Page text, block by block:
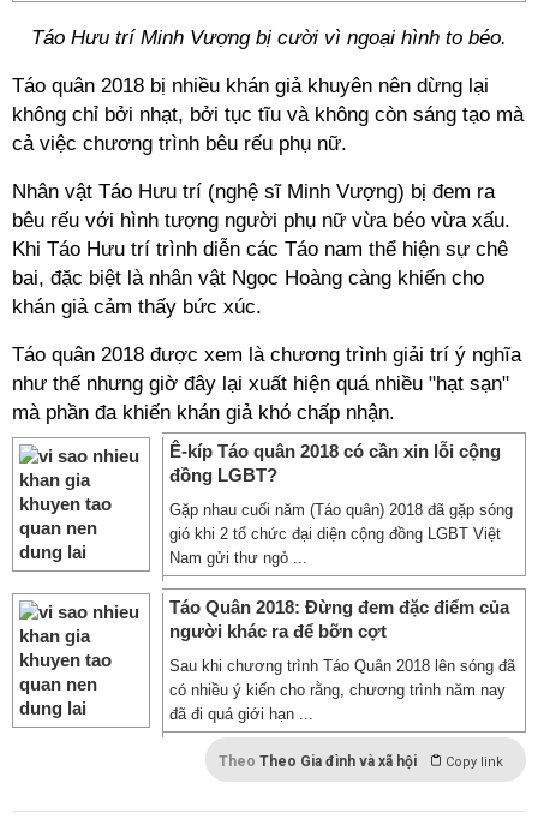
Táo Hưu trí Minh Vượng bị cười vì ngoại hình to béo.
Táo quân 2018 bị nhiều khán giả khuyên nên dừng lại
không chỉ bởi nhạt, bởi tục tĩu và không còn sáng tạo mà
cả việc chương trình bêu rếu phụ nữ.
Nhân vật Táo Hưu trí (nghệ sĩ Minh Vượng) bị đem ra
bêu rếu với hình tượng người phụ nữ vừa béo vừa xấu.
Khi Táo Hưu trí trình diễn các Táo nam thể hiện sự chê
bai, đặc biệt là nhân vật Ngọc Hoàng càng khiến cho
khán giả cảm thấy bức xúc.
Táo quân 2018 được xem là chương trình giải trí ý nghĩa
như thế nhưng giờ đây lại xuất hiện quá nhiều "hạt sạn"
mà phần đa khiến khán giả khó chấp nhận.
Ê-kíp Táo quân 2018 có cần xin lỗi cộng
đồng LGBT?
Gặp nhau cuối năm (Táo quân) 2018 đã gặp sóng
gió khi 2 tổ chức đại diện cộng đồng LGBT Việt
Nam gửi thư ngỏ ...
Táo Quân 2018: Đừng đem đặc điểm của
người khác ra để bỡn cợt
Sau khi chương trình Táo Quân 2018 lên sóng đã
có nhiều ý kiến cho rằng, chương trình năm nay
đã đi quá giới hạn ...
Theo Theo Gia đình và xã hội Copy link